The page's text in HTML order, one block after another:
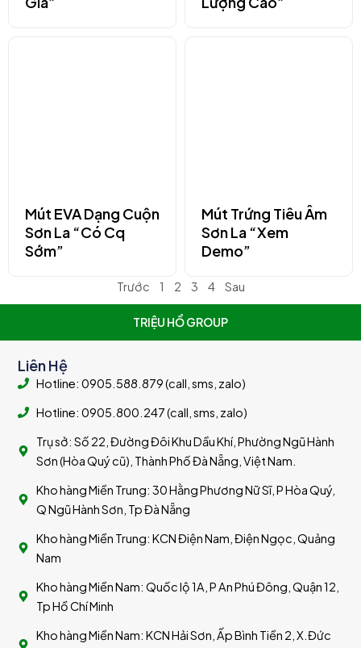
Mút EVA Dạng Cuộn
Sơn La “Có Cq
Sớm”
Mút Trứng Tiêu Âm
Sơn La “Xem
Demo”
Trước 1 2 3 4 Sau
TRIỆU HỔ GROUP
Liên Hệ
Hotline: 0905.588.879 (call, sms, zalo)
Hotline: 0905.800.247 (call, sms, zalo)
Trụ sở: Số 22, Đường Đôi Khu Dầu Khí, Phường Ngũ Hành
Sơn (Hòa Quý cũ), Thành Phố Đà Nẵng, Việt Nam.
Kho hàng Miền Trung: 30 Hằng Phương Nữ Sĩ, P Hòa Quý,
Q Ngũ Hành Sơn, Tp Đà Nẵng
Kho hàng Miền Trung: KCN Điện Nam, Điện Ngọc, Quảng
Nam
Kho hàng Miền Nam: Quốc lộ 1A, P An Phú Đông, Quận 12,
Tp Hồ Chí Minh
Kho hàng Miền Nam: KCN Hải Sơn, Ấp Bình Tiền 2, X.Đức